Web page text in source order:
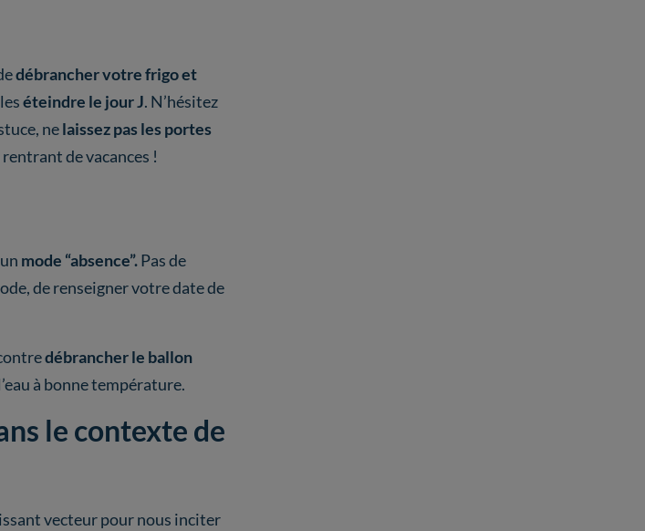
débrancher votre frigo et
éteindre le jour J. N’hésitez
nelaissez pas les portes
de vacances !
mode “absence”.Pas de
de renseigner votre date de
débrancher le ballon
à bonne température.
le contexte de
vecteur pour nous inciter